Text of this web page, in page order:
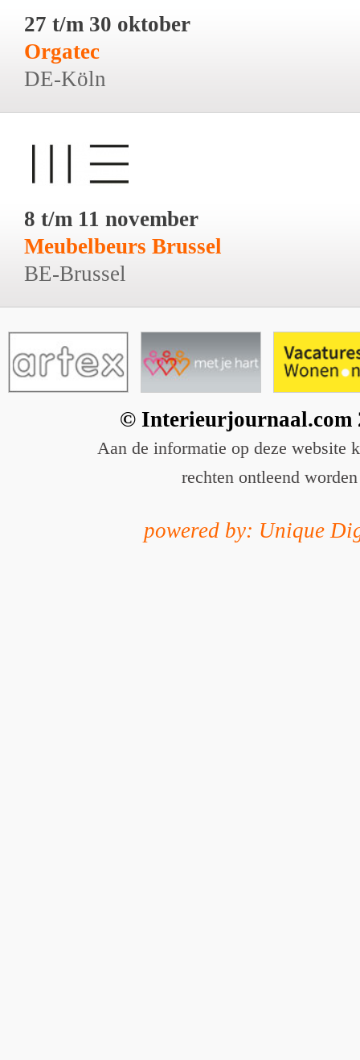
27 t/m 30 oktober
Orgatec
DE-Köln
8 t/m 11 november
Meubelbeurs Brussel
BE-Brussel
© Interieurjournaal.com
Aan de informatie op deze website
rechten ontleend worden
powered by: Unique